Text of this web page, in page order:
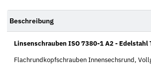
Beschreibung
Linsenschrauben ISO 7380-1 A2 - Edelstahl
Flachrundkopfschrauben Innensechsrund,